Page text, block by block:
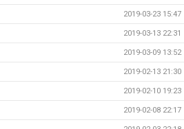
2019-03-23 15:47
2019-03-13 22:31
2019-03-09 13:52
2019-02-13 21:30
2019-02-10 19:23
2019-02-08 22:17